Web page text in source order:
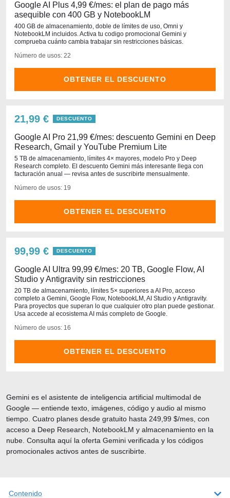
Google AI Plus 4,99 €/mes: el plan de pago más
asequible con 400 GB y NotebookLM
400 GB de almacenamiento, doble de límites de uso, Omni y
NotebookLM incluidos. Activa tu codigo promocional Gemini y
comprueba cuánto cambia trabajar sin restricciones básicas.
Número de usos: 22
OBTENER EL DESCUENTO
21,99 € DESCUENTO
Google AI Pro 21,99 €/mes: descuento Gemini en Deep
Research, Gmail y YouTube Premium Lite
5 TB de almacenamiento, límites 4× mayores, modelo Pro y Deep
Research completo. El descuento Gemini más interesante llega con
facturación anual — revisa antes de suscribirte mensualmente.
Número de usos: 19
OBTENER EL DESCUENTO
99,99 € DESCUENTO
Google AI Ultra 99,99 €/mes: 20 TB, Google Flow, AI
Studio y Antigravity sin restricciones
20 TB de almacenamiento, límites 5× superiores a AI Pro, acceso
completo a Gemini, Google Flow, NotebookLM, AI Studio y Antigravity.
Para proyectos que superan lo que cualquier otro plan puede gestionar.
Usa accede al ecosistema AI más completo de Google.
Número de usos: 16
OBTENER EL DESCUENTO
Contenido
Gemini es el asistente de inteligencia artificial multimodal de
Google — entiende texto, imágenes, código y audio al mismo
tiempo. Cuatro planes desde gratuito hasta 249,99 $/mes, con
acceso a Deep Research, NotebookLM y almacenamiento en la
nube. Consulta aquí la oferta Gemini verificada y los códigos
promocionales activos antes de suscribirte.